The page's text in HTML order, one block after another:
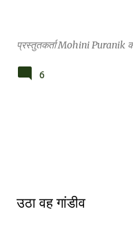
प्रस्तुतकर्ताMohini Puranik
6
उठा वह गांडीव